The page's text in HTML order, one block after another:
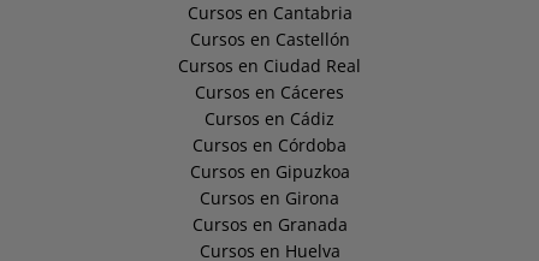
Cursos en Cantabria
Cursos en Castellón
Cursos en Ciudad Real
Cursos en Cáceres
Cursos en Cádiz
Cursos en Córdoba
Cursos en Gipuzkoa
Cursos en Girona
Cursos en Granada
Cursos en Huelva